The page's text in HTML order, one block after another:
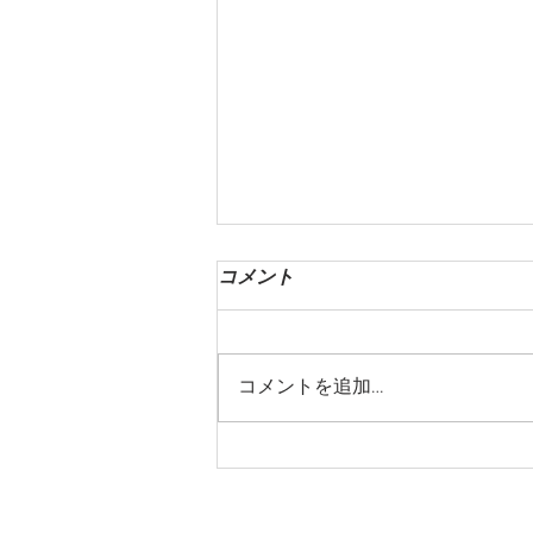
Vancouver MacrobioticWellness
コメント
コメントを追加…